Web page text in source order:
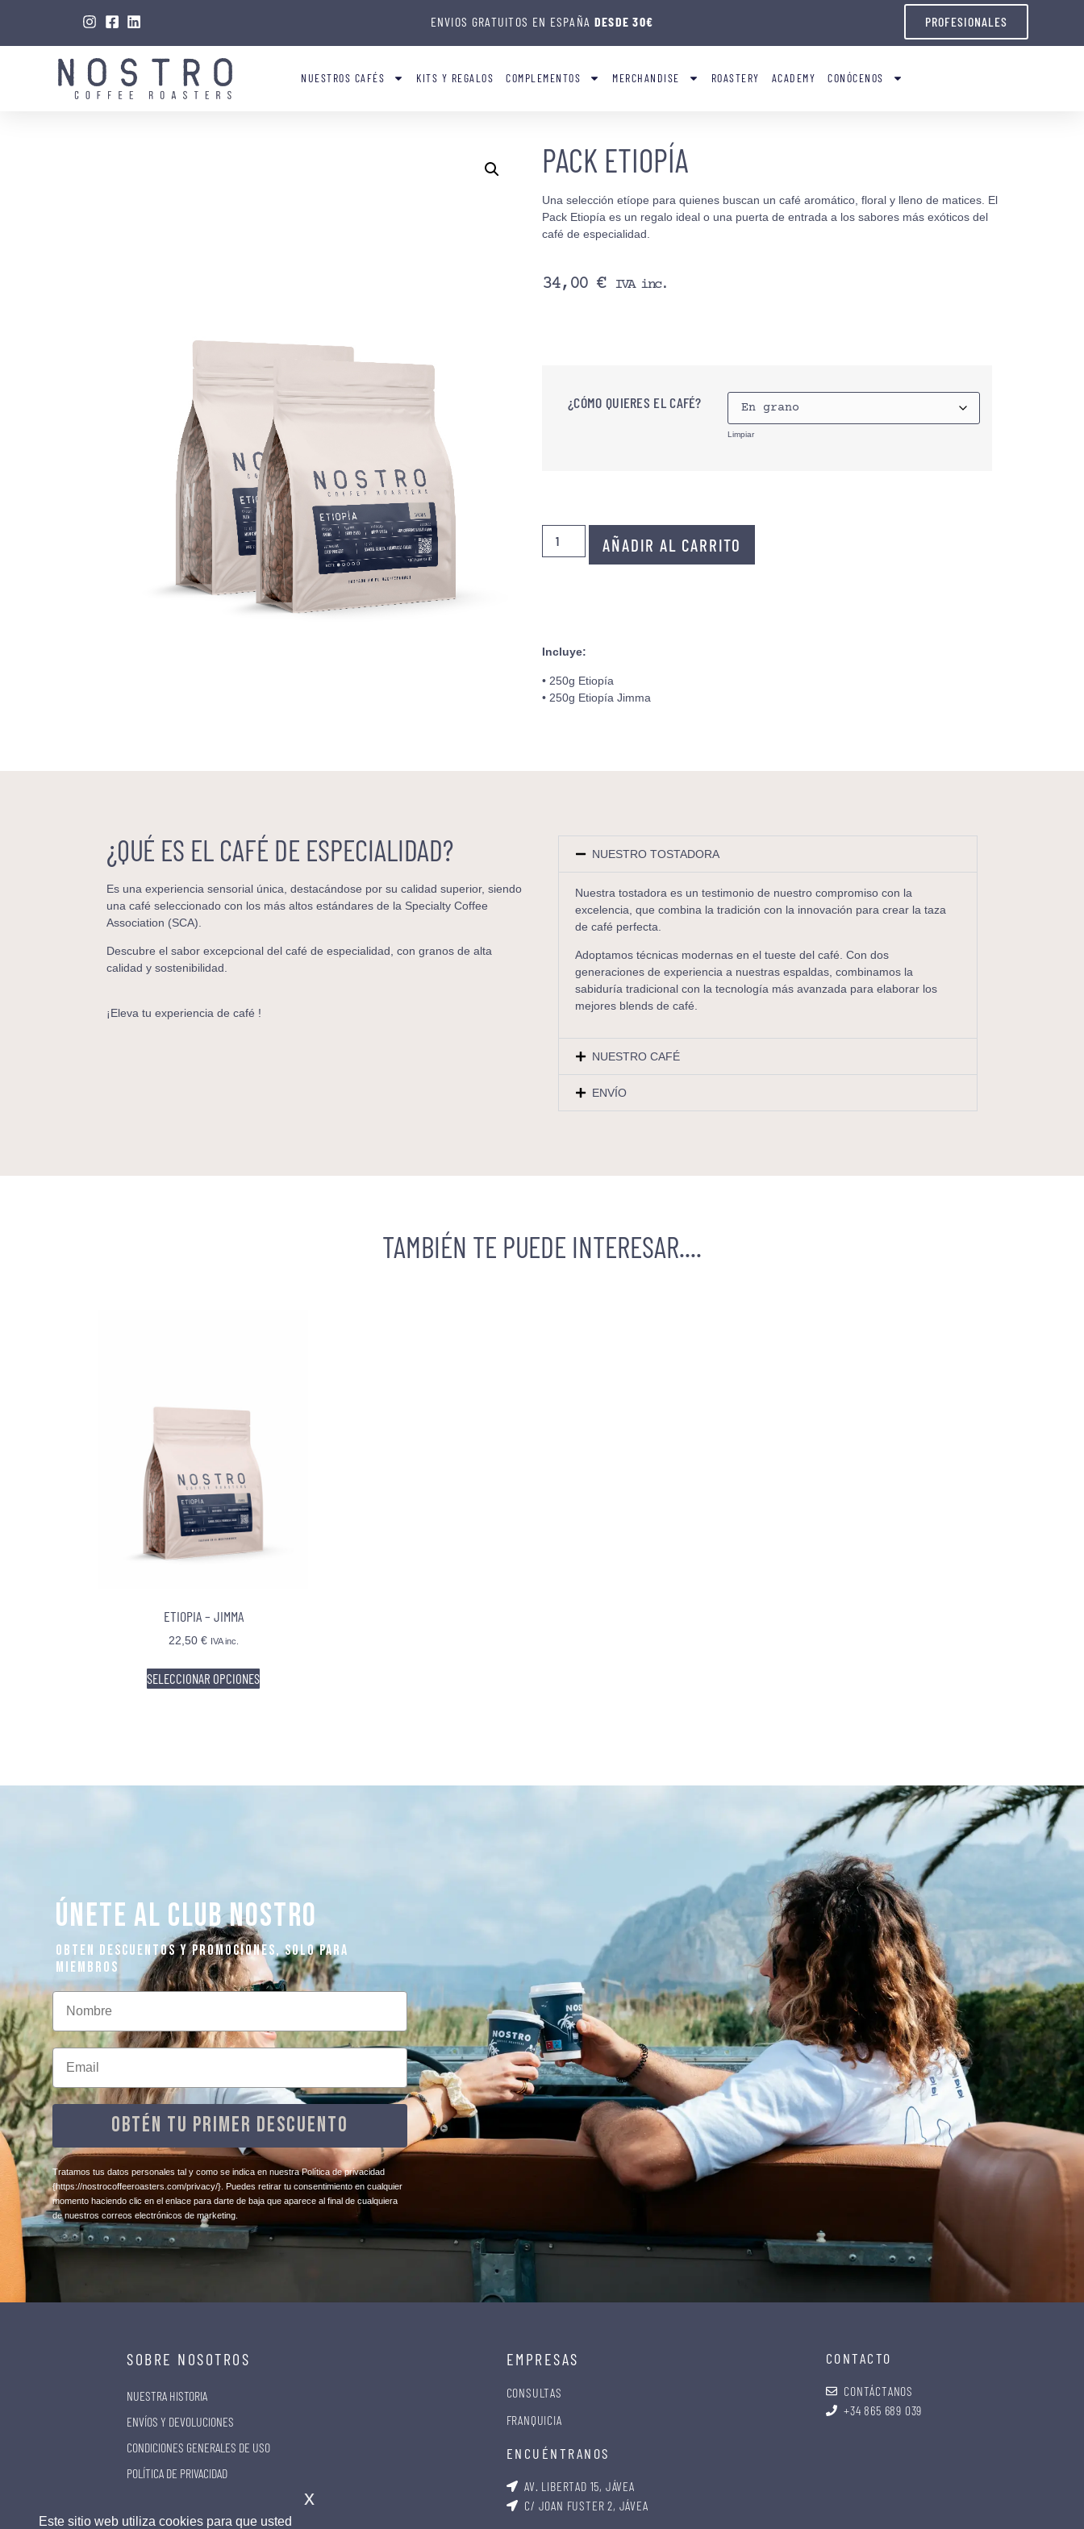
ENVIOS GRATUITOS EN ESPAÑA DESDE 30€ PROFESIONALES
NUESTROS CAFÉS KITS Y REGALOS COMPLEMENTOS MERCHANDISE ROASTERY ACADEMY CONÓCENOS
PACK ETIOPÍA
Una selección etíope para quienes buscan un café aromático, floral y lleno de matices. El
Pack Etiopía es un regalo ideal o una puerta de entrada a los sabores más exóticos del
café de especialidad.
34,00 € IVA inc.
¿CÓMO QUIERES EL CAFÉ?
Limpiar
AÑADIR AL CARRITO
Incluye:
• 250g Etiopía
• 250g Etiopía Jimma
¿QUÉ ES EL CAFÉ DE ESPECIALIDAD?
Es una experiencia sensorial única, destacándose por su calidad superior, siendo
una café seleccionado con los más altos estándares de la Specialty Coffee
Association (SCA).
Descubre el sabor excepcional del café de especialidad, con granos de alta
calidad y sostenibilidad.
¡Eleva tu experiencia de café !
NUESTRO TOSTADORA
Nuestra tostadora es un testimonio de nuestro compromiso con la
excelencia, que combina la tradición con la innovación para crear la taza
de café perfecta.
Adoptamos técnicas modernas en el tueste del café. Con dos
generaciones de experiencia a nuestras espaldas, combinamos la
sabiduría tradicional con la tecnología más avanzada para elaborar los
mejores blends de café.
NUESTRO CAFÉ
ENVÍO
TAMBIÉN TE PUEDE INTERESAR....
ETIOPIA – JIMMA
22,50 € IVA inc.
SELECCIONAR OPCIONES
ÚNETE AL CLUB NOSTRO
OBTEN DESCUENTOS Y PROMOCIONES, SOLO PARA
MIEMBROS
Nombre
Email
OBTÉN TU PRIMER DESCUENTO
​Tratamos tus datos personales tal y como se indica en nuestra Política de privacidad
{https://nostrocoffeeroasters.com/privacy/}. Puedes retirar tu consentimiento en cualquier
momento haciendo clic en el enlace para darte de baja que aparece al final de cualquiera
de nuestros correos electrónicos de marketing.
SOBRE NOSOTROS
NUESTRA HISTORIA
ENVÍOS Y DEVOLUCIONES
CONDICIONES GENERALES DE USO
POLÍTICA DE PRIVACIDAD
EMPRESAS
CONSULTAS
FRANQUICIA
ENCUÉNTRANOS
AV. LIBERTAD 15, JÁVEA
C/ JOAN FUSTER 2, JÁVEA
CONTACTO
CONTÁCTANOS
+34 865 689 039
Este sitio web utiliza cookies para que usted
x